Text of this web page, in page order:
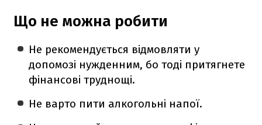
Що не можна робити
Не рекомендується відмовляти у
допомозі нужденним, бо тоді притягнете
фінансові труднощі.
Не варто пити алкогольні напої.